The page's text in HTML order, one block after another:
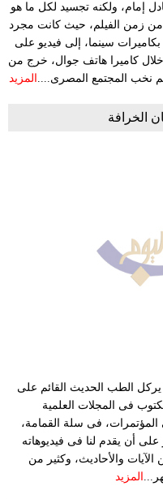
إمام، ولكنه تجسيد لكل ما هو
زمن الفيلم، حيث كانت مجرد
سينما، إلى فيديو على
كاميرا هاتف جوال، خرج من
نخب المجتمع المصرى.... المزيد
الخرافة
الطب الحديث القائم على
فى المجلات العلمية
المؤتمرات، فى سلة القمامة،
أن يقدم لنا فى فيديوهاته
الآيات والأحاديث، وكثير من
المزيد